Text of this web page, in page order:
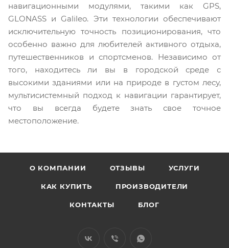
навигационными модулями, такими как GPS,
GLONASS и Galileo. Эти технологии обеспечивают
исключительную точность позиционирования, что
особенно важно для любителей активного отдыха,
путешественников и спортсменов. Независимо от
того, находитесь ли вы в городской среде с
высокими зданиями или на природе в густом лесу,
мультисистемный подход к навигации гарантирует,
что вы всегда будете знать свое точное
местоположение.
О КОМПАНИИ ОТЗЫВЫ УСЛУГИ
КАК КУПИТЬ ПРОИЗВОДИТЕЛИ
КОНТАКТЫ БЛОГ